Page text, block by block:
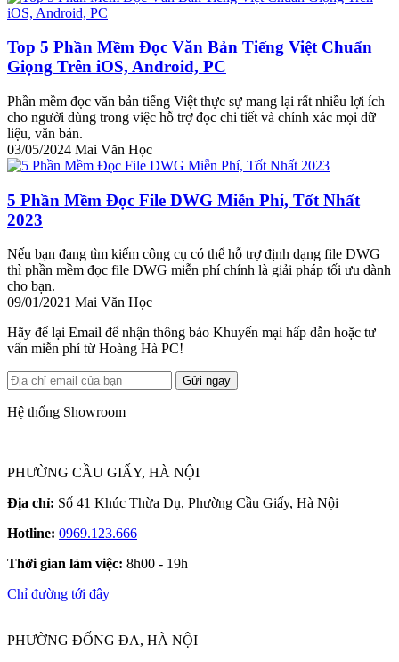
Top 5 Phần Mềm Đọc Văn Bản Tiếng Việt Chuẩn
Giọng Trên iOS, Android, PC
Phần mềm đọc văn bản tiếng Việt thực sự mang lại rất nhiều lợi ích
cho người dùng trong việc hỗ trợ đọc chi tiết và chính xác mọi dữ
liệu, văn bản.
03/05/2024 Mai Văn Học
5 Phần Mềm Đọc File DWG Miễn Phí, Tốt Nhất
2023
Nếu bạn đang tìm kiếm công cụ có thể hỗ trợ định dạng file DWG
thì phần mềm đọc file DWG miễn phí chính là giải pháp tối ưu dành
cho bạn.
09/01/2021 Mai Văn Học
Hãy để lại Email để nhận thông báo Khuyến mại hấp dẫn hoặc tư
vấn miễn phí từ Hoàng Hà PC!
Gửi ngay
Hệ thống Showroom
PHƯỜNG CẦU GIẤY, HÀ NỘI
Địa chỉ: Số 41 Khúc Thừa Dụ, Phường Cầu Giấy, Hà Nội
Hotline: 0969.123.666
Thời gian làm việc: 8h00 - 19h
Chỉ đường tới đây
PHƯỜNG ĐỐNG ĐA, HÀ NỘI